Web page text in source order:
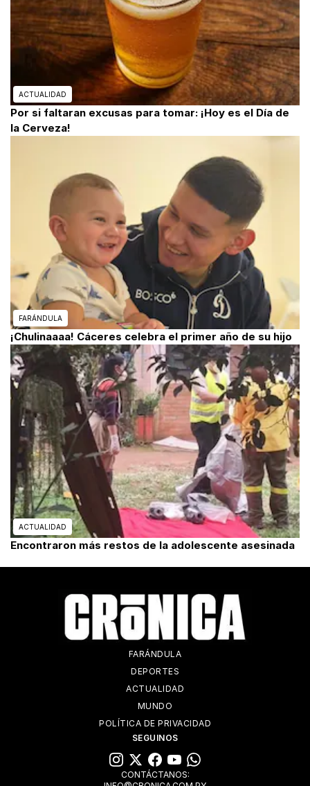
ACTUALIDAD
Por si faltaran excusas para tomar: ¡Hoy es el Día de
la Cerveza!
FARÁNDULA
¡Chulinaaaa! Cáceres celebra el primer año de su hijo
ACTUALIDAD
Encontraron más restos de la adolescente asesinada
FARÁNDULA
DEPORTES
ACTUALIDAD
MUNDO
POLÍTICA DE PRIVACIDAD
SEGUINOS
CONTÁCTANOS: